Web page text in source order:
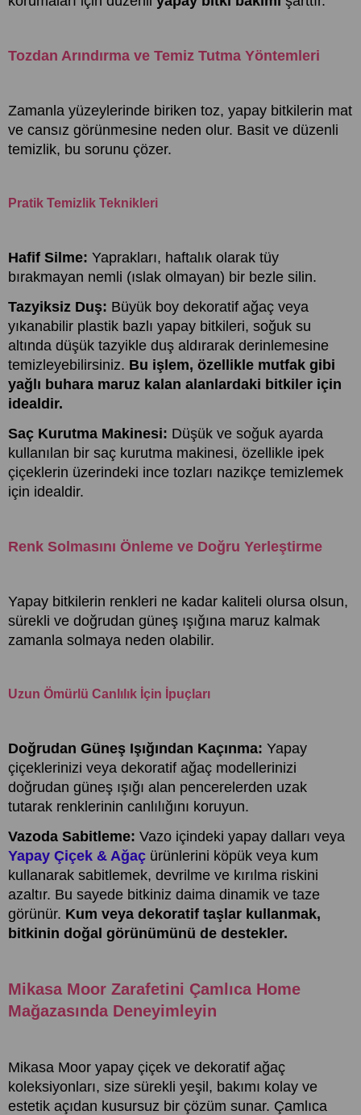
Tozdan Arındırma ve Temiz Tutma Yöntemleri
Zamanla yüzeylerinde biriken toz, yapay bitkilerin mat
ve cansız görünmesine neden olur. Basit ve düzenli
temizlik, bu sorunu çözer.
Pratik Temizlik Teknikleri
Hafif Silme: Yaprakları, haftalık olarak tüy
bırakmayan nemli (ıslak olmayan) bir bezle silin.
Tazyiksiz Duş: Büyük boy dekoratif ağaç veya
yıkanabilir plastik bazlı yapay bitkileri, soğuk su
altında düşük tazyikle duş aldırarak derinlemesine
temizleyebilirsiniz. Bu işlem, özellikle mutfak gibi
yağlı buhara maruz kalan alanlardaki bitkiler için
idealdir.
Saç Kurutma Makinesi: Düşük ve soğuk ayarda
kullanılan bir saç kurutma makinesi, özellikle ipek
çiçeklerin üzerindeki ince tozları nazikçe temizlemek
için idealdir.
Renk Solmasını Önleme ve Doğru Yerleştirme
Yapay bitkilerin renkleri ne kadar kaliteli olursa olsun,
sürekli ve doğrudan güneş ışığına maruz kalmak
zamanla solmaya neden olabilir.
Uzun Ömürlü Canlılık İçin İpuçları
Doğrudan Güneş Işığından Kaçınma: Yapay
çiçeklerinizi veya dekoratif ağaç modellerinizi
doğrudan güneş ışığı alan pencerelerden uzak
tutarak renklerinin canlılığını koruyun.
Vazoda Sabitleme: Vazo içindeki yapay dalları veya
Yapay Çiçek & Ağaç ürünlerini köpük veya kum
kullanarak sabitlemek, devrilme ve kırılma riskini
azaltır. Bu sayede bitkiniz daima dinamik ve taze
görünür. Kum veya dekoratif taşlar kullanmak,
bitkinin doğal görünümünü de destekler.
Mikasa Moor Zarafetini Çamlıca Home
Mağazasında Deneyimleyin
Mikasa Moor yapay çiçek ve dekoratif ağaç
koleksiyonları, size sürekli yeşil, bakımı kolay ve
estetik açıdan kusursuz bir çözüm sunar. Çamlıca